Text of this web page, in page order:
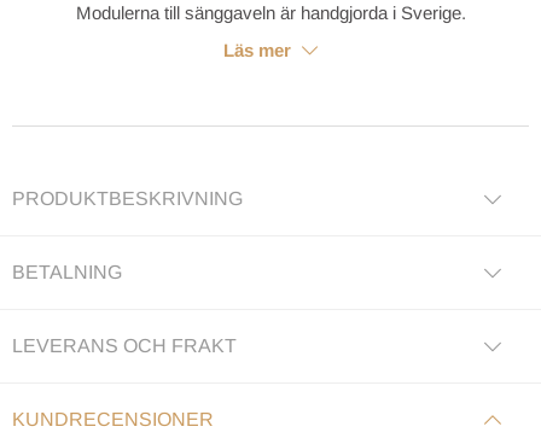
Modulerna till sänggaveln är handgjorda i Sverige.
Läs mer
PRODUKTBESKRIVNING
BETALNING
LEVERANS OCH FRAKT
KUNDRECENSIONER